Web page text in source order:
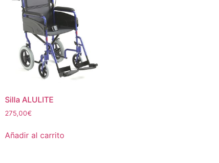
Silla ALULITE
275,00€
Añadir al carrito